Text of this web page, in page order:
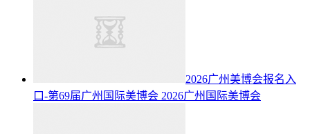
2026广州美博会报名入
口-第69届广州国际美博会 2026广州国际美博会